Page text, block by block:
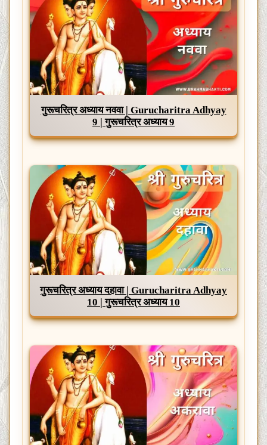
गुरूचरित्र अध्याय नववा | Gurucharitra Adhyay
9 | गुरूचरित्र अध्याय 9
गुरूचरित्र अध्याय दहावा | Gurucharitra Adhyay
10 | गुरूचरित्र अध्याय 10